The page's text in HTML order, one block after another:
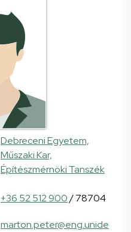
Debreceni Egyetem,
Műszaki Kar,
Építészmérnöki Tanszék
+36 52 512 900/ 78704
marton.peter@eng.unide